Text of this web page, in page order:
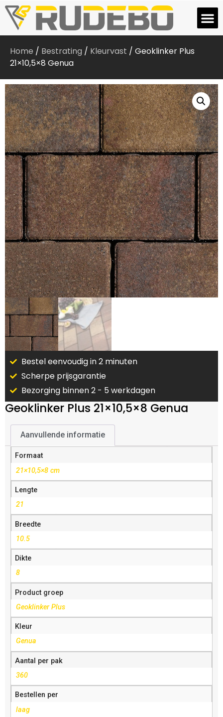
Home / Bestrating / Kleurvast / Geoklinker Plus
21×10,5×8 Genua
Bestel eenvoudig in 2 minuten
Scherpe prijsgarantie
Bezorging binnen 2 - 5 werkdagen
Geoklinker Plus 21×10,5×8 Genua
Aanvullende informatie
Formaat
21×10,5×8 cm
Lengte
21
Breedte
10.5
Dikte
8
Product groep
Geoklinker Plus
Kleur
Genua
Aantal per pak
360
Bestellen per
laag